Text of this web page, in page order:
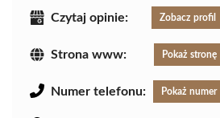
Czytaj opinie: Zobacz profil
Strona www: Pokaż stronę
Numer telefonu: Pokaż numer